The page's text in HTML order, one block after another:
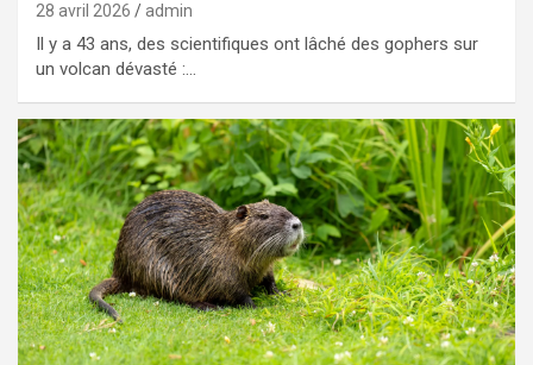
28 avril 2026 admin
Il y a 43 ans, des scientifiques ont lâché des gophers sur
un volcan dévasté :…